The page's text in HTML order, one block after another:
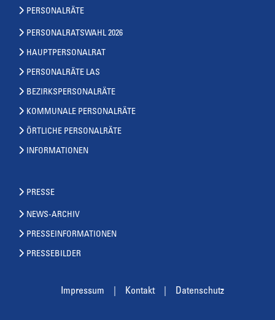
PERSONALRÄTE
PERSONALRATSWAHL 2026
HAUPTPERSONALRAT
PERSONALRÄTE LAS
BEZIRKSPERSONALRÄTE
KOMMUNALE PERSONALRÄTE
ÖRTLICHE PERSONALRÄTE
INFORMATIONEN
PRESSE
NEWS-ARCHIV
PRESSEINFORMATIONEN
PRESSEBILDER
Impressum Kontakt Datenschutz